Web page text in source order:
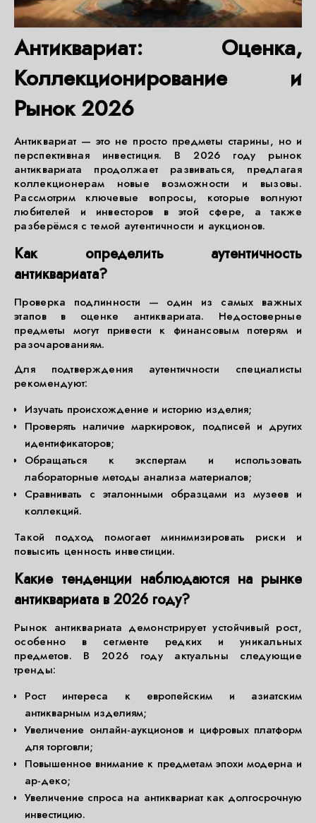
Антиквариат: Оценка,
Коллекционирование и
Рынок 2026
Антиквариат — это не просто предметы старины, но и
перспективная инвестиция. В 2026 году рынок
антиквариата продолжает развиваться, предлагая
коллекционерам новые возможности и вызовы.
Рассмотрим ключевые вопросы, которые волнуют
любителей и инвесторов в этой сфере, а также
разберёмся с темой аутентичности и аукционов.
Как определить аутентичность
антиквариата?
Проверка подлинности — один из самых важных
этапов в оценке антиквариата. Недостоверные
предметы могут привести к финансовым потерям и
разочарованиям.
Для подтверждения аутентичности специалисты
рекомендуют:
Изучать происхождение и историю изделия;
Проверять наличие маркировок, подписей и других
идентификаторов;
Обращаться к экспертам и использовать
лабораторные методы анализа материалов;
Сравнивать с эталонными образцами из музеев и
коллекций.
Такой подход помогает минимизировать риски и
повысить ценность инвестиции.
Какие тенденции наблюдаются на рынке
антиквариата в 2026 году?
Рынок антиквариата демонстрирует устойчивый рост,
особенно в сегменте редких и уникальных
предметов. В 2026 году актуальны следующие
тренды:
Рост интереса к европейским и азиатским
антикварным изделиям;
Увеличение онлайн-аукционов и цифровых платформ
для торговли;
Повышенное внимание к предметам эпохи модерна и
ар-деко;
Увеличение спроса на антиквариат как долгосрочную
инвестицию.